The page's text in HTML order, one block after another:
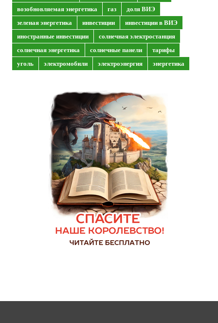
возобновляемая энергетика
газ
доля ВИЭ
зеленая энергетика
инвестиции
инвестиции в ВИЭ
иностранные инвестиции
солнечная электростанция
солнечная энергетика
солнечные панели
тарифы
уголь
электромобили электроэнергия энергетика